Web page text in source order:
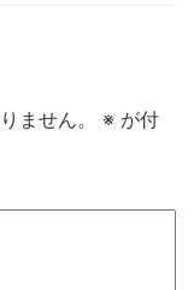
ません。 ※ が付